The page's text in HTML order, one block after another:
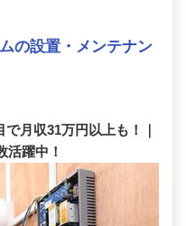
の設置・メンテナン
月収31万円以上も！｜
活躍中！